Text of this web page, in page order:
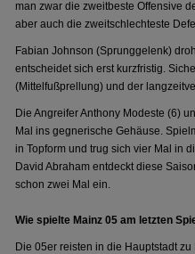
man zwar die zweitbeste Offensive
aber auch die zweitschlechteste
Fabian Johnson (Sprunggelenk)
entscheidet sich erst kurzfristig.
(Mittelfußprellung) und der
Die Angreifer Anthony Modeste (6)
Mal ins gegnerische Gehäuse.
in Topform und trug sich vier Mal in
David Abraham entdeckt diese
schon zwei Mal ein.
Wie spielte Mainz 05 am letzten
Die 05er reisten in die Hauptstadt